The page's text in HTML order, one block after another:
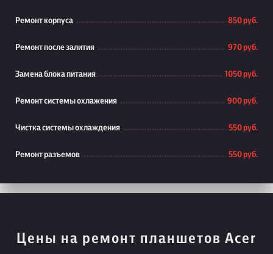
Ремонт корпуса 850 руб.
Ремонт после залития 970 руб.
Замена блока питания 1050 руб.
Ремонт системы охлажения 900 руб.
Чистка системы охлаждения 550 руб.
Ремонт разъемов 550 руб.
Цены на ремонт планшетов Acer